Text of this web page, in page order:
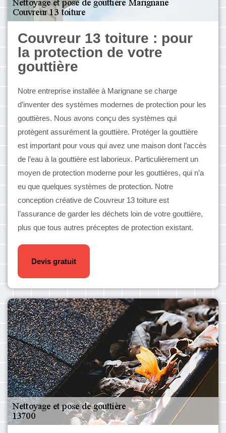
Couvreur 13 toiture : pour
la protection de votre
gouttière
Notre entreprise installée à Marignane se charge
d’inventer des systèmes modernes de protection pour les
gouttières. Nous avons conçu des systèmes qui
protègent assurément la gouttière. Protéger la gouttière
est important pour vous qui avez une maison dont l’accès
de l’eau à la gouttière est laborieux. Particulièrement un
moyen de protection moderne pour les gouttières, qui n’a
eu que quelques systèmes de protection. Notre
conception créative de Couvreur 13 toiture est
l’assurance de garder les déchets loin de votre gouttière,
plus que tous autres préceptes de protection existant.
Devis gratuit